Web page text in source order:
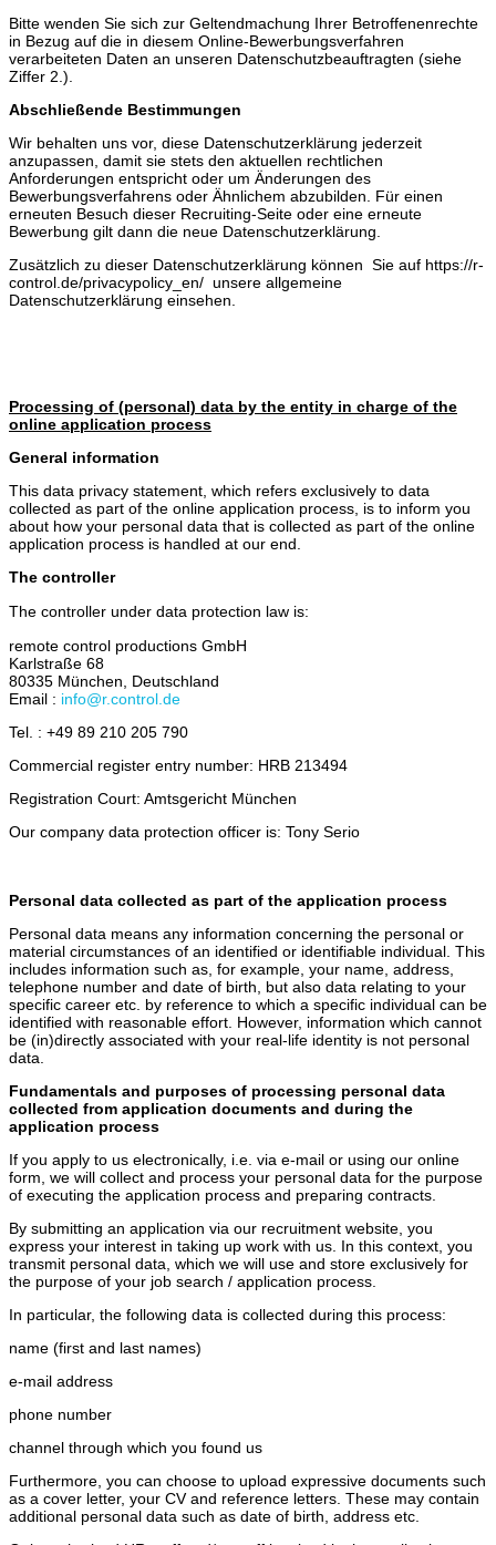
Bitte wenden Sie sich zur Geltendmachung Ihrer Betroffenenrechte
in Bezug auf die in diesem Online-Bewerbungsverfahren
verarbeiteten Daten an unseren Datenschutzbeauftragten (siehe
Ziffer 2.).
Abschließende Bestimmungen
Wir behalten uns vor, diese Datenschutzerklärung jederzeit
anzupassen, damit sie stets den aktuellen rechtlichen
Anforderungen entspricht oder um Änderungen des
Bewerbungsverfahrens oder Ähnlichem abzubilden. Für einen
erneuten Besuch dieser Recruiting-Seite oder eine erneute
Bewerbung gilt dann die neue Datenschutzerklärung.
Zusätzlich zu dieser Datenschutzerklärung können Sie auf https://r-
control.de/privacypolicy_en/ unsere allgemeine
Datenschutzerklärung einsehen.
Processing of (personal) data by the entity in charge of the
online application process
General information
This data privacy statement, which refers exclusively to data
collected as part of the online application process, is to inform you
about how your personal data that is collected as part of the online
application process is handled at our end.
The controller
The controller under data protection law is:
remote control productions GmbH
Karlstraße 68
80335 München, Deutschland
Email : info@r.control.de
Tel. : +49 89 210 205 790
Commercial register entry number: HRB 213494
Registration Court: Amtsgericht München
Our company data protection officer is: Tony Serio
Personal data collected as part of the application process
Personal data means any information concerning the personal or
material circumstances of an identified or identifiable individual. This
includes information such as, for example, your name, address,
telephone number and date of birth, but also data relating to your
specific career etc. by reference to which a specific individual can be
identified with reasonable effort. However, information which cannot
be (in)directly associated with your real-life identity is not personal
data.
Fundamentals and purposes of processing personal data
collected from application documents and during the
application process
If you apply to us electronically, i.e. via e-mail or using our online
form, we will collect and process your personal data for the purpose
of executing the application process and preparing contracts.
By submitting an application via our recruitment website, you
express your interest in taking up work with us. In this context, you
transmit personal data, which we will use and store exclusively for
the purpose of your job search / application process.
In particular, the following data is collected during this process:
name (first and last names)
e-mail address
phone number
channel through which you found us
Furthermore, you can choose to upload expressive documents such
as a cover letter, your CV and reference letters. These may contain
additional personal data such as date of birth, address etc.